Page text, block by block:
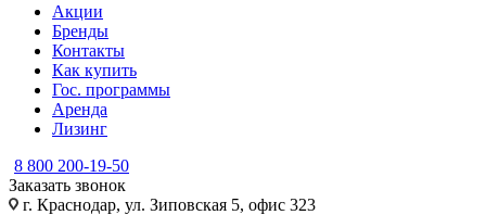
Акции
Бренды
Контакты
Как купить
Гос. программы
Аренда
Лизинг
8 800 200-19-50
Заказать звонок
г. Краснодар, ул. Зиповская 5, офис 323